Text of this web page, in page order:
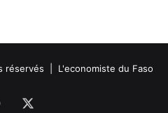
réservés | L'economiste du Faso
Facebook